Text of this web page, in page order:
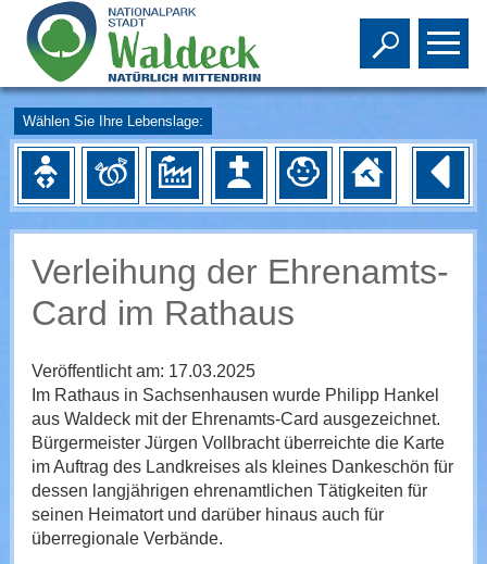
Toggle
Wählen Sie Ihre Lebenslage:
Verleihung der Ehrenamts-
Card im Rathaus
Veröffentlicht am: 17.03.2025
Im Rathaus in Sachsenhausen wurde Philipp Hankel
aus Waldeck mit der Ehrenamts-Card ausgezeichnet.
Bürgermeister Jürgen Vollbracht überreichte die Karte
im Auftrag des Landkreises als kleines Dankeschön für
dessen langjährigen ehrenamtlichen Tätigkeiten für
seinen Heimatort und darüber hinaus auch für
überregionale Verbände.